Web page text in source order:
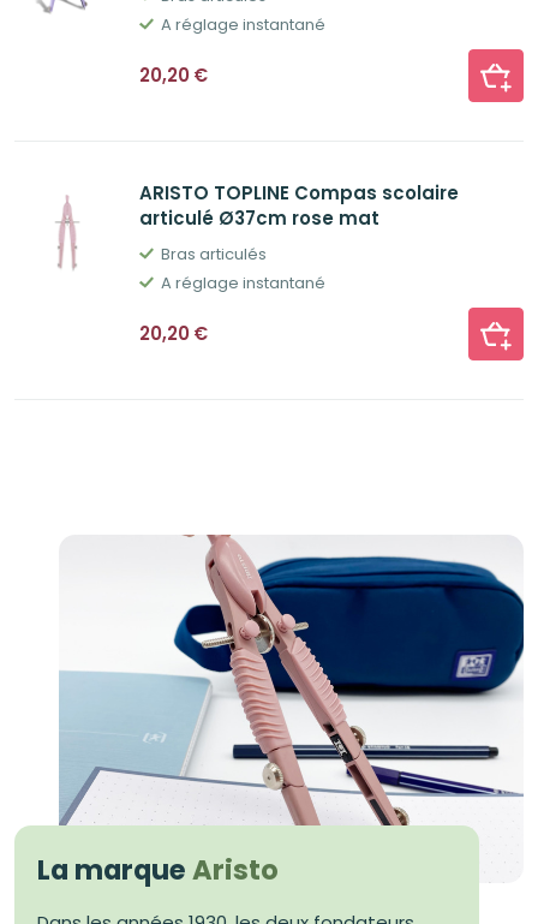
A réglage instantané
20,20€
ARISTO TOPLINE Compas scolaire
articulé Ø37cm rose mat
Bras articulés
A réglage instantané
20,20€
La marqueAristo